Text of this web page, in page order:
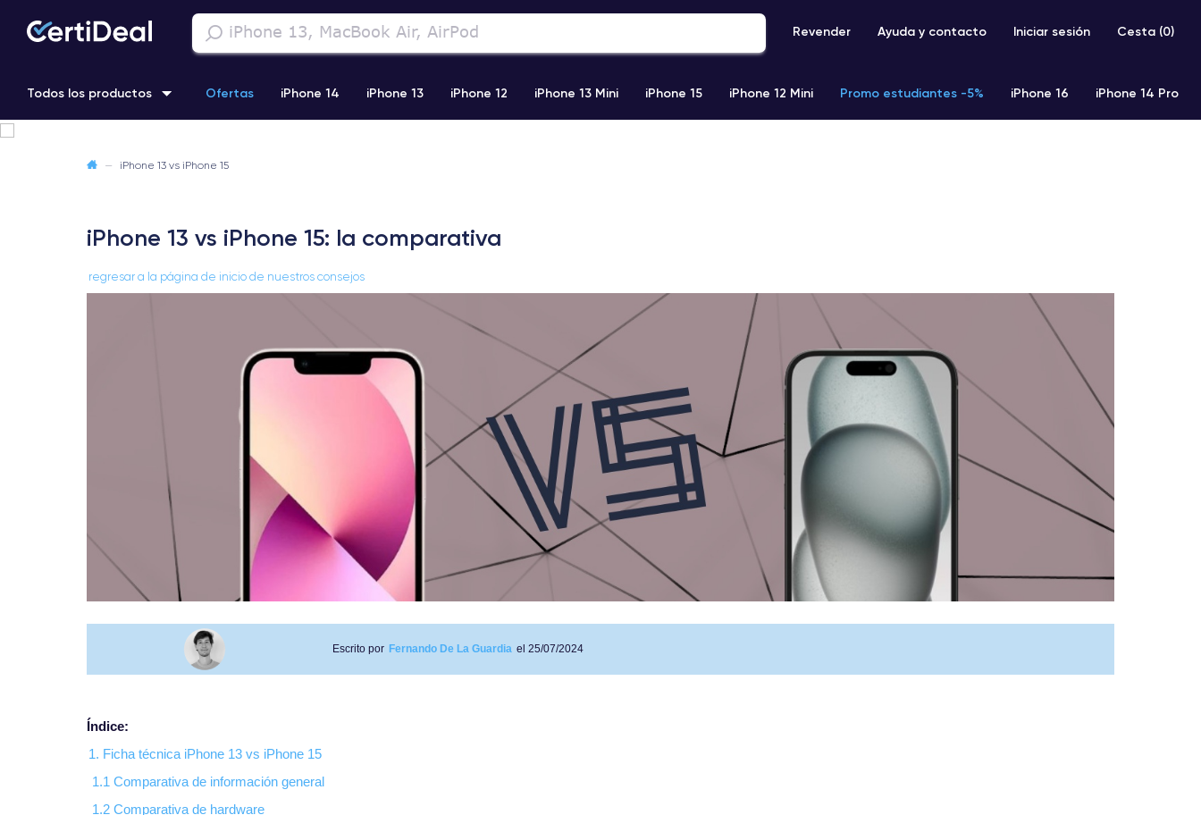
Revender Ayuda y contacto Iniciar sesión Cesta (0)
Todos los productos Ofertas iPhone 14 iPhone 13 iPhone 12 iPhone 13 Mini iPhone 15 iPhone 12 Mini Promo estudiantes -5% iPhone 16 iPhone 14 Pro
— iPhone 13 vs iPhone 15
iPhone 13 vs iPhone 15: la comparativa
regresar a la página de inicio de nuestros consejos
Escrito por Fernando De La Guardia el 25/07/2024
Índice:
1. Ficha técnica iPhone 13 vs iPhone 15
1.1 Comparativa de información general
1.2 Comparativa de hardware